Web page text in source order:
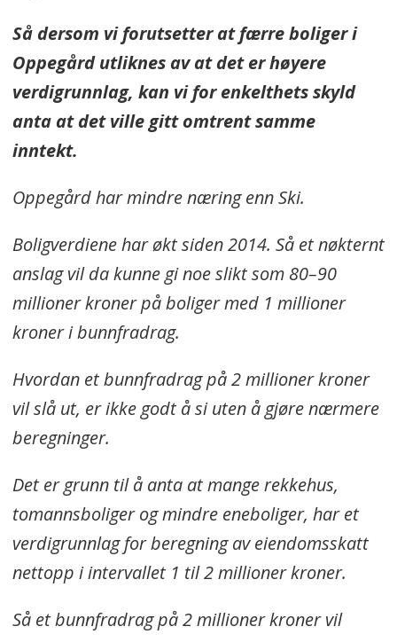
Så dersom vi forutsetter at færre boliger i
Oppegård utliknes av at det er høyere
verdigrunnlag, kan vi for enkelthets skyld
anta at det ville gitt omtrent samme
inntekt.
Oppegård har mindre næring enn Ski.
Boligverdiene har økt siden 2014. Så et nøkternt
anslag vil da kunne gi noe slikt som 80–90
millioner kroner på boliger med 1 millioner
kroner i bunnfradrag.
Hvordan et bunnfradrag på 2 millioner kroner
vil slå ut, er ikke godt å si uten å gjøre nærmere
beregninger.
Det er grunn til å anta at mange rekkehus,
tomannsboliger og mindre eneboliger, har et
verdigrunnlag for beregning av eiendomsskatt
nettopp i intervallet 1 til 2 millioner kroner.
Så et bunnfradrag på 2 millioner kroner vil